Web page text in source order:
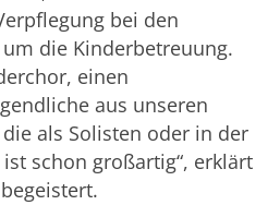
bei den
die Kinderbetreuung.
einen
aus unseren
als Solisten oder in der
schon großartig“, erklärt